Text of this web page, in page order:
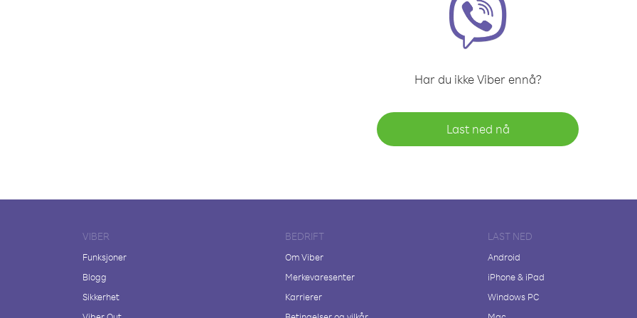
Har du ikke Viber ennå?
Last ned nå
VIBER
Funksjoner
Blogg
Sikkerhet
BEDRIFT
Om Viber
Merkevaresenter
Karrierer
LAST NED
Android
iPhone & iPad
Windows PC